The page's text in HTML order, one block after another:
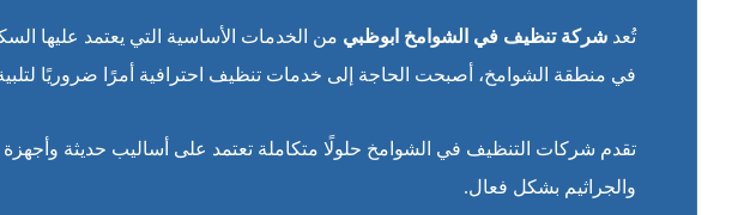
تُعد شركة تنظيف في الشوامخ ابوظبي من الخدمات الأساسية التي يعتمد عليها
في منطقة الشوامخ، أصبحت الحاجة إلى خدمات تنظيف احترافية أمرًا ضروريًا لتلبية
تقدم شركات التنظيف في الشوامخ حلولًا متكاملة تعتمد على أساليب حديثة
والجراثيم بشكل فعال.